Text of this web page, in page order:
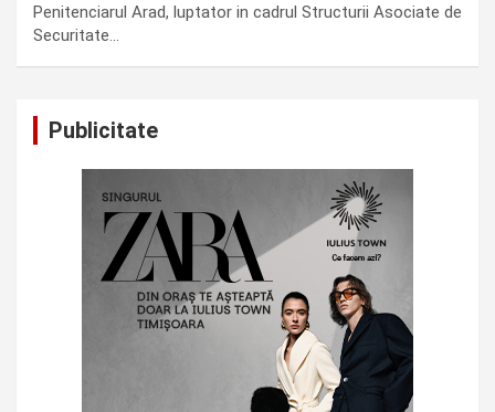
Penitenciarul Arad, luptator in cadrul Structurii Asociate de
Securitate…
Publicitate